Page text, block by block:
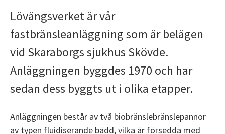
Lövängsverket är vår
fastbränsleanläggning som är belägen
vid Skaraborgs sjukhus Skövde.
Anläggningen byggdes 1970 och har
sedan dess byggts ut i olika etapper.
Anläggningen består av två biobränslebränslepannor
av typen fluidiserande bädd, vilka är försedda med